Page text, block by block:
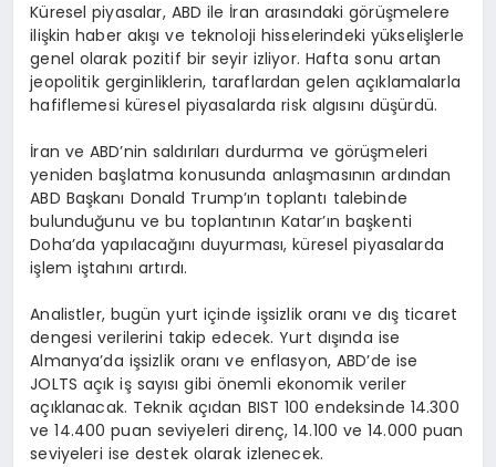
Küresel piyasalar, ABD ile İran arasındaki görüşmelere
ilişkin haber akışı ve teknoloji hisselerindeki yükselişlerle
genel olarak pozitif bir seyir izliyor. Hafta sonu artan
jeopolitik gerginliklerin, taraflardan gelen açıklamalarla
hafiflemesi küresel piyasalarda risk algısını düşürdü.
İran ve ABD’nin saldırıları durdurma ve görüşmeleri
yeniden başlatma konusunda anlaşmasının ardından
ABD Başkanı Donald Trump’ın toplantı talebinde
bulunduğunu ve bu toplantının Katar’ın başkenti
Doha’da yapılacağını duyurması, küresel piyasalarda
işlem iştahını artırdı.
Analistler, bugün yurt içinde işsizlik oranı ve dış ticaret
dengesi verilerini takip edecek. Yurt dışında ise
Almanya’da işsizlik oranı ve enflasyon, ABD’de ise
JOLTS açık iş sayısı gibi önemli ekonomik veriler
açıklanacak. Teknik açıdan BIST 100 endeksinde 14.300
ve 14.400 puan seviyeleri direnç, 14.100 ve 14.000 puan
seviyeleri ise destek olarak izlenecek.